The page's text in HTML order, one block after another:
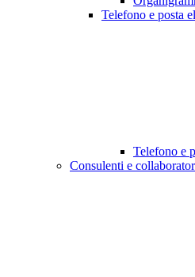
Telefono e posta
Telefono e
Consulenti e